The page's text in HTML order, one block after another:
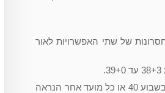
של שתי האפשרויות לאור
במידה ובחרת בלידה רגילה, בכל זאת כדאי לתאם מועד לניתוח בשבוע 40 או כל מועד אחר הנראה